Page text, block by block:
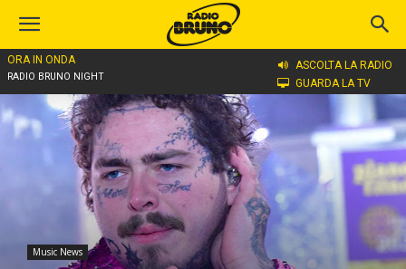
ORA IN ONDA
RADIO BRUNO NIGHT
ASCOLTA LA RADIO
GUARDA LA TV
Home
Music News